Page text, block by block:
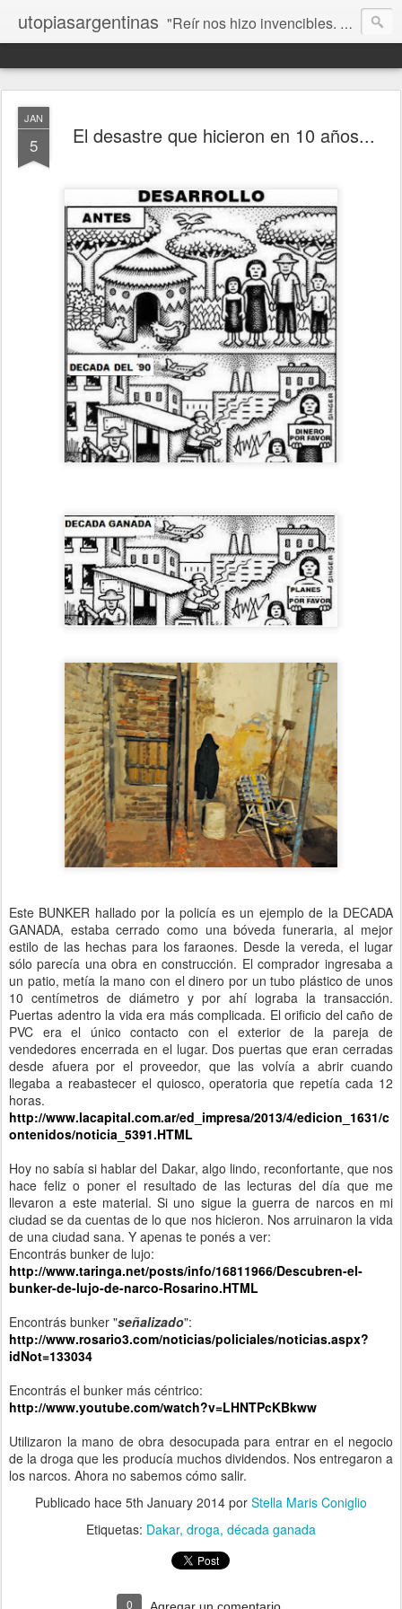
utopiasargentinas "Reír nos hizo invencibles. No como los que siempre ganan, sino como aquellos que no se rinden”. Frida Kahlo
JAN
5 El desastre que hicieron en 10 años...
Este BUNKER hallado por la policía es un ejemplo de la DECADA
GANADA, estaba cerrado como una bóveda funeraria, al mejor
estilo de las hechas para los faraones. Desde la vereda, el lugar
sólo parecía una obra en construcción. El comprador ingresaba a
un patio, metía la mano con el dinero por un tubo plástico de unos
10 centímetros de diámetro y por ahí lograba la transacción.
Puertas adentro la vida era más complicada. El orificio del caño de
PVC era el único contacto con el exterior de la pareja de
vendedores encerrada en el lugar. Dos puertas que eran cerradas
desde afuera por el proveedor, que las volvía a abrir cuando
llegaba a reabastecer el quiosco, operatoria que repetía cada 12
horas.
http://www.lacapital.com.ar/ed_impresa/2013/4/edicion_1631/c
ontenidos/noticia_5391.HTML
Hoy no sabía si hablar del Dakar, algo lindo, reconfortante, que nos
hace feliz o poner el resultado de las lecturas del día que me
llevaron a este material. Si uno sigue la guerra de narcos en mi
ciudad se da cuentas de lo que nos hicieron. Nos arruinaron la vida
de una ciudad sana. Y apenas te ponés a ver:
Encontrás bunker de lujo:
http://www.taringa.net/posts/info/16811966/Descubren-el-
bunker-de-lujo-de-narco-Rosarino.HTML
Encontrás bunker "señalizado":
http://www.rosario3.com/noticias/policiales/noticias.aspx?
idNot=133034
Encontrás el bunker más céntrico:
http://www.youtube.com/watch?v=LHNTPcKBkww
Utilizaron la mano de obra desocupada para entrar en el negocio
de la droga que les producía muchos dividendos. Nos entregaron a
los narcos. Ahora no sabemos cómo salir.
Publicado hace 5th January 2014 por Stella Maris Coniglio
Etiquetas: Dakar droga década ganada
0